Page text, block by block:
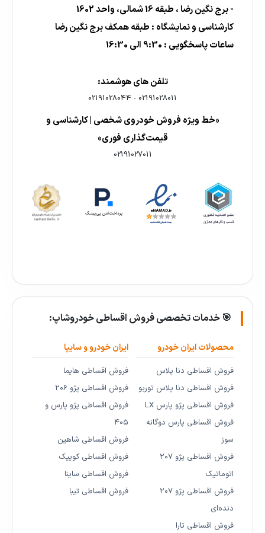
- برج نگین رضا ، طبقه 16 شمالی، واحد 1602
کارشناسی و نمایشگاه : طبقه همکف برج نگین رضا
ساعات پاسخگویی : 9:30 الی 16:30
تلفن های هوشمند:
02191028011
-
02191028044
«خط ویژه فروش خودروی شخصی | کارشناسی و
قیمت‌گذاری فوری»
02191027011
🎯 خدمات تخصصی فروش اقساطی خودروشاپ:
محصولات ایران خودرو
فروش اقساطی دنا پلاس
فروش اقساطی دنا پلاس توربو
فروش اقساطی پژو پارس LX
فروش اقساطی پارس دوگانه
سوز
فروش اقساطی پژو ۲۰۷
اتوماتیک
فروش اقساطی پژو ۲۰۷
دنده‌ای
فروش اقساطی تارا
ایران خودرو و سایپا
فروش اقساطی هایما
فروش اقساطی پژو ۲۰۶
فروش اقساطی پژو پارس و
۴۰۵
فروش اقساطی شاهین
فروش اقساطی کوییک
فروش اقساطی ساینا
فروش اقساطی تیبا